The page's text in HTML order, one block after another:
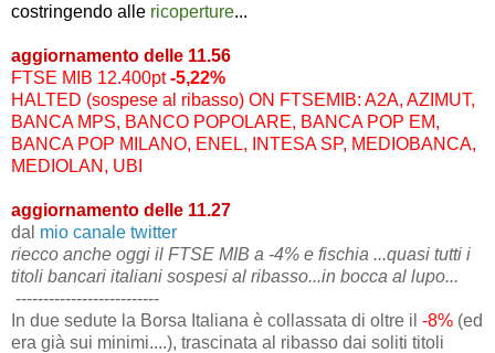
costringendo alle ricoperture...
aggiornamento delle 11.56
FTSE MIB 12.400pt-5,22%
HALTED (sospese al ribasso) ON FTSEMIB: A2A, AZIMUT,
BANCA MPS, BANCO POPOLARE, BANCA POP EM,
BANCA POP MILANO, ENEL, INTESA SP, MEDIOBANCA,
MEDIOLAN, UBI
aggiornamento delle 11.27
dal mio canale twitter
riecco anche oggi il FTSE MIB a -4% e fischia ...quasi tutti i
titoli bancari italiani sospesi al ribasso...in bocca al lupo...
--------------------------
In due sedute la Borsa Italiana è collassata di oltre il -8% (ed
era già sui minimi....), trascinata al ribasso dai soliti titoli